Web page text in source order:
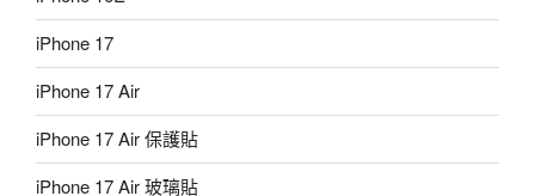
iPhone 17
iPhone 17 Air
iPhone 17 Air 保護貼
iPhone 17 Air 玻璃貼